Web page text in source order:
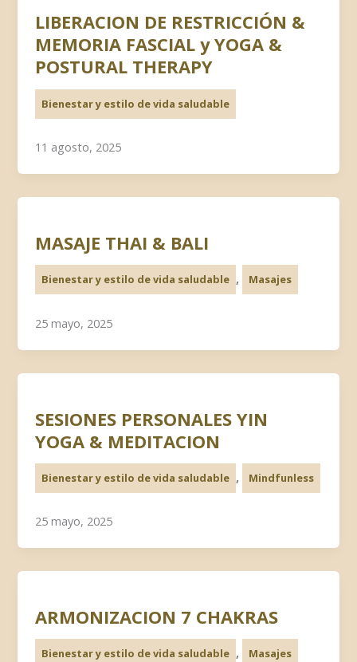
LIBERACION DE RESTRICCIÓN &
MEMORIA FASCIAL y YOGA &
POSTURAL THERAPY
Bienestar y estilo de vida saludable
11 agosto, 2025
MASAJE THAI & BALI
Bienestar y estilo de vida saludable , Masajes
25 mayo, 2025
SESIONES PERSONALES YIN
YOGA & MEDITACION
Bienestar y estilo de vida saludable , Mindfunless
25 mayo, 2025
ARMONIZACION 7 CHAKRAS
Bienestar y estilo de vida saludable , Masajes